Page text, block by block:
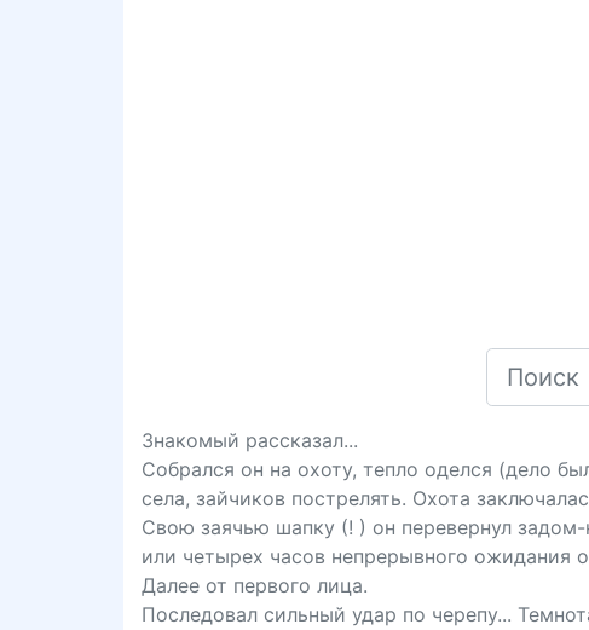
Знакомый рассказал...
Собрался он на охоту, тепло оделся (дело
села, зайчиков пострелять. Охота
Свою заячью шапку (! ) он перевернул
или четырех часов непрерывного ожидания
Далее от первого лица.
Последовал сильный удар по черепу...